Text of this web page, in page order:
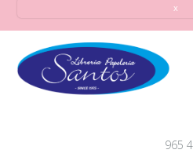
x
965